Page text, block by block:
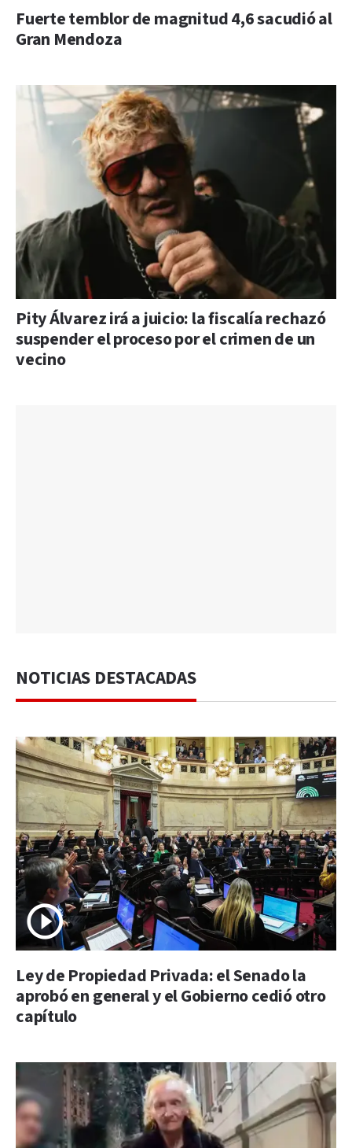
Fuerte temblor de magnitud 4,6 sacudió al
Gran Mendoza
Pity Álvarez irá a juicio: la fiscalía rechazó
suspender el proceso por el crimen de un
vecino
NOTICIAS DESTACADAS
Ley de Propiedad Privada: el Senado la
aprobó en general y el Gobierno cedió otro
capítulo